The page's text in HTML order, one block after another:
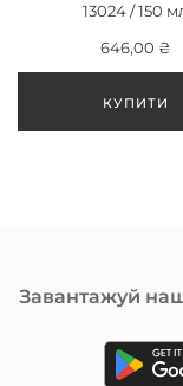
СВІТЛИЙ БЛОНД
13024 / 150
646,00 ₴
Завантажуй